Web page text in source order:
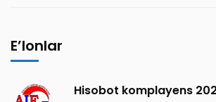
E’lonlar
Hisobot komplayens